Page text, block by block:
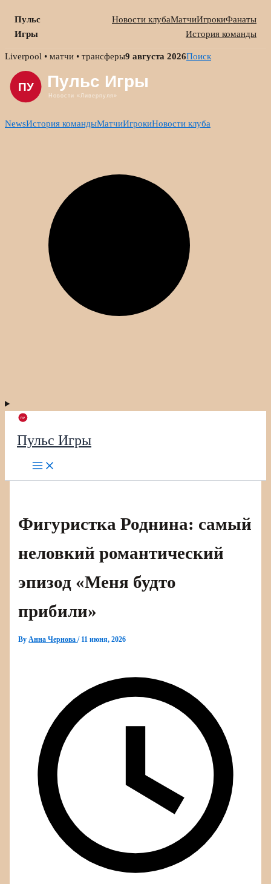
Пульс
Игры
Новости клубаМатчиИгрокиФанаты
История команды
Skip
content
Liverpool • матчи • трансферы9 августа 2026Поиск
NewsИстория командыМатчиИгрокиНовости клуба
Пульс Игры
Фигуристка Роднина: самый
неловкий романтический
эпизод «Меня будто
прибили»
By Анна Чернова/ 11 июня, 2026